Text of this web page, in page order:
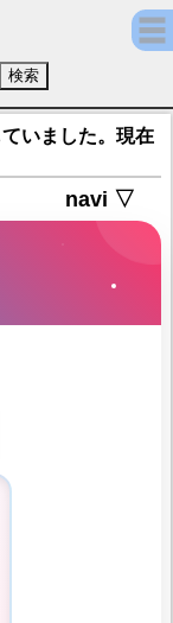
Heroes (エグ
いました。現在
navi ▽